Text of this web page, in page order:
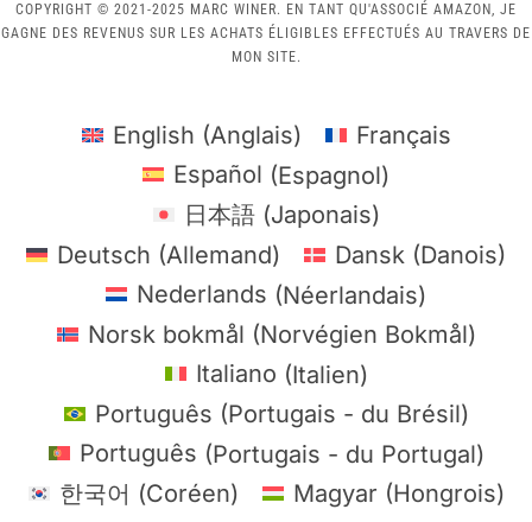
COPYRIGHT © 2021-2025 MARC WINER. EN TANT QU'ASSOCIÉ AMAZON, JE
GAGNE DES REVENUS SUR LES ACHATS ÉLIGIBLES EFFECTUÉS AU TRAVERS DE
MON SITE.
English (Anglais)
Français
Español (Espagnol)
日本語(Japonais)
Deutsch (Allemand) Dansk (Danois)
Nederlands (Néerlandais)
Norsk bokmål (Norvégien Bokmål)
Italiano (Italien)
Português (Portugais - du Brésil)
Português (Portugais - du Portugal)
한국어 (Coréen) Magyar (Hongrois)